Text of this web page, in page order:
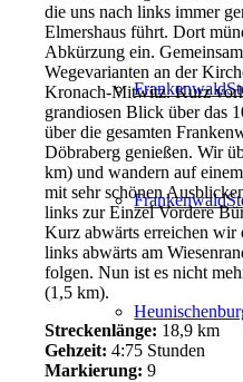
die uns nach links immer
Elmershaus führt. Dort
Abkürzung ein.
Wegevarianten an der
Kronach-Mitwitz. Kurz
grandiosen Blick über das
über die gesamten
Döbraberg genießen. Wir
km) und wandern auf
mit sehr schönen
links zur Einzel Vordere
Kurz abwärts erreichen wir
links abwärts am
folgen. Nun ist es nicht
(1,5 km).
Streckenlänge: 18,9 km
Gehzeit:4:75 Stunden
Markierung: 9